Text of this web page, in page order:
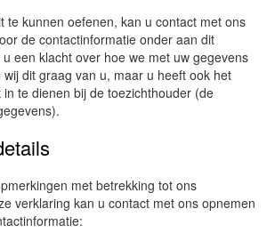
te kunnen oefenen, kan u contact met ons
de contactinformatie onder aan dit
een klacht over hoe we met uw gegevens
dit graag van u, maar u heeft ook het
te dienen bij de toezichthouder (de
met betrekking tot ons
verklaring kan u contact met ons opnemen